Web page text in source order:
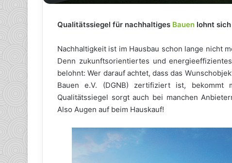
Qualitätssiegel für nachhaltiges Bauen lohnt
Nachhaltigkeit ist im Hausbau schon lange nicht
Denn zukunftsorientiertes und
belohnt: Wer darauf achtet, dass das
Bauen e.V. (DGNB) zertifiziert ist,
Qualitätssiegel sorgt auch bei manchen
Also Augen auf beim Hauskauf!